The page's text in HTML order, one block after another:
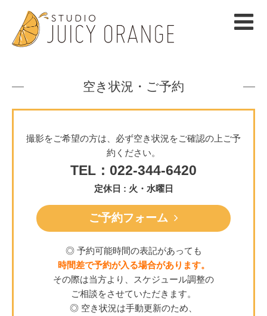
空き状況・ご予約
撮影をご希望の方は、必ず空き状況をご確認の上ご予
約ください。
TEL：022-344-6420
定休日 : 火・水曜日
ご予約フォーム
◎ 予約可能時間の表記があっても
時間差で予約が入る場合があります。
その際は当方より、スケジュール調整の
ご相談をさせていただきます。
◎ 空き状況は手動更新のため、